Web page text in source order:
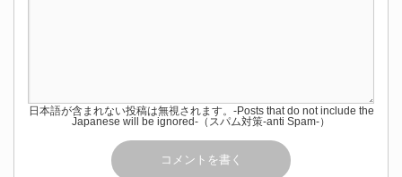
日本語が含まれない投稿は無視されます。-Posts that do not include the
Japanese will be ignored-（スパム対策-anti Spam-）